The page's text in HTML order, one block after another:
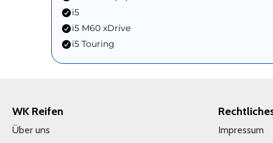
i5
i5 M60 xDrive
i5 Touring
WK Reifen
Über uns
Impressum